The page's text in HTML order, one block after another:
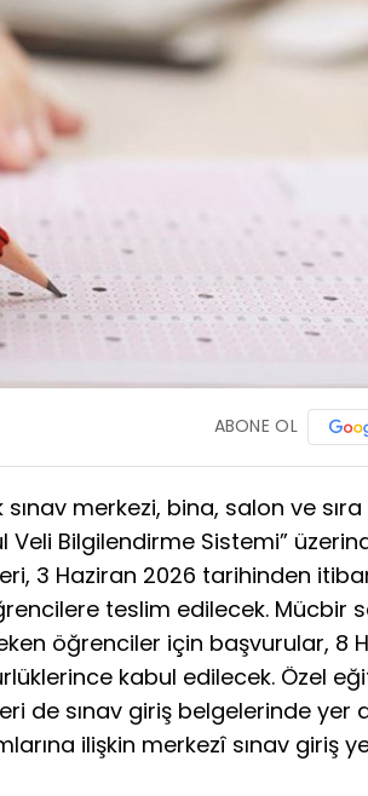
ABONE OL
merkezi, bina, salon ve
Veli Bilgilendirme Sistemi”
3 Haziran 2026 tarihinden
teslim edilecek. Mücbir
öğrenciler için başvurular, 8
kabul edilecek. Özel
de sınav giriş belgelerinde yer
ilişkin merkezî sınav giriş